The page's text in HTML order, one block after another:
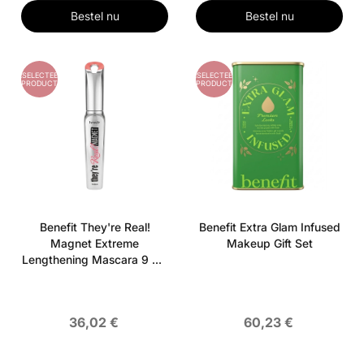
Bestel nu Bestel nu
GESELECTEERD
PRODUCT
Benefit They're Real!
Magnet Extreme
Lengthening Mascara 9 g -
36,02 €
GESELECTEERD
PRODUCT
Benefit Extra Glam Infused
Makeup Gift Set
60,23 €